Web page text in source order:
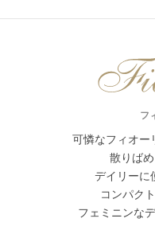
フ
可憐なフィオー
散りばめ
デイリーに
コンパク
フェミニンな